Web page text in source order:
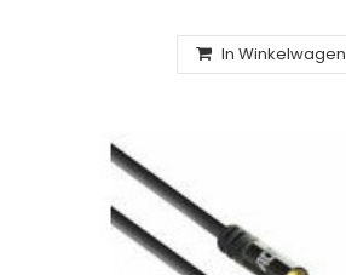
In Winkelwagen